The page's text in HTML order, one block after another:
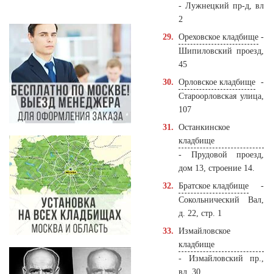
- Лужнецкий пр-д, вл
2
Ореховское кладбище -
Шипиловский проезд,
45
Орловское кладбище -
Староорловская улица,
107
Останкинское
кладбище
- Прудовой проезд,
дом 13, строение 14.
Братское кладбище -
Сокольнический Вал,
д. 22, стр. 1
Измайловское
кладбище
- Измайловский пр.,
вл. 30